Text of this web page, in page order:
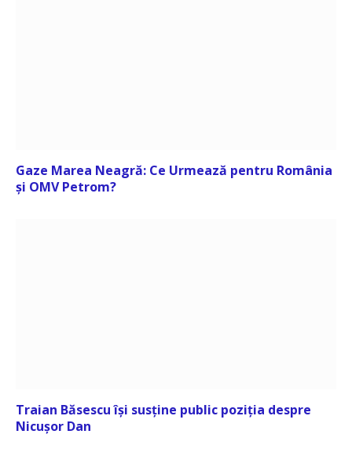
Gaze Marea Neagră: Ce Urmează pentru România
și OMV Petrom?
Traian Băsescu își susține public poziția despre
Nicușor Dan